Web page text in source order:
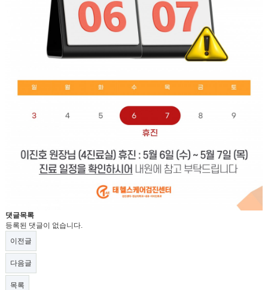
댓글목록
등록된 댓글이 없습니다.
이전글
다음글
목록